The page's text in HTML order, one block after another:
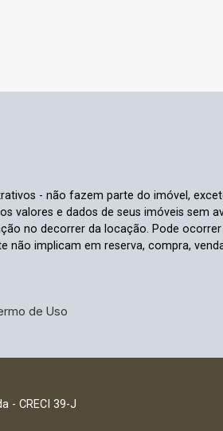
- não fazem parte do imóvel,
valores e dados de seus imóveis sem
no decorrer da locação. Pode
implicam em reserva, compra,
de Uso
- CRECI 39-J